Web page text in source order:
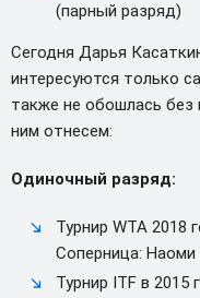
(парный разряд)
Сегодня Дарья
интересуются только
также не обошлась без
ним отнесем:
Одиночный разряд:
Турнир WTA
Соперница: Наоми
Турнир ITF в